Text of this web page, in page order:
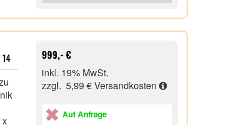
999,- €
inkl. 19% MwSt.
zzgl. 5,99 €Versandkosten
Auf Anfrage